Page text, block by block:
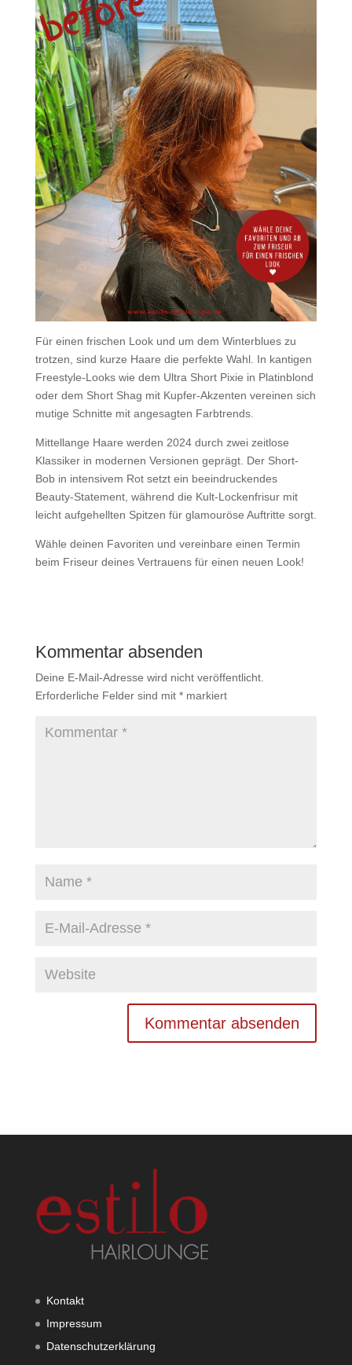
Für einen frischen Look und um dem Winterblues zu
trotzen, sind kurze Haare die perfekte Wahl. In kantigen
Freestyle-Looks wie dem Ultra Short Pixie in Platinblond
oder dem Short Shag mit Kupfer-Akzenten vereinen sich
mutige Schnitte mit angesagten Farbtrends.
Mittellange Haare werden 2024 durch zwei zeitlose
Klassiker in modernen Versionen geprägt. Der Short-
Bob in intensivem Rot setzt ein beeindruckendes
Beauty-Statement, während die Kult-Lockenfrisur mit
leicht aufgehellten Spitzen für glamouröse Auftritte sorgt.
Wähle deinen Favoriten und vereinbare einen Termin
beim Friseur deines Vertrauens für einen neuen Look!
Kommentar absenden
Deine E-Mail-Adresse wird nicht veröffentlicht.
Erforderliche Felder sind mit *markiert
Kontakt
Impressum
Datenschutzerklärung